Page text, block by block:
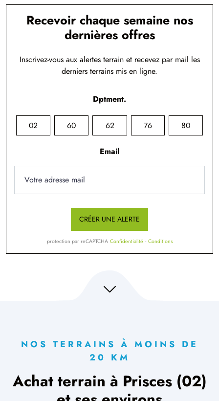
Recevoir chaque semaine nos
dernières offres
Inscrivez-vous aux alertes terrain et recevez par mail les
derniers terrains mis en ligne.
Dptment.
02 60 62 76 80
Email
CRÉER UNE ALERTE
protection par reCAPTCHA Confidentialité - Conditions
NOS TERRAINS À MOINS DE
20 KM
Achat terrain à Prisces (02)